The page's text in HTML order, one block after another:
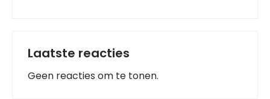
Laatste reacties
Geen reacties om te tonen.